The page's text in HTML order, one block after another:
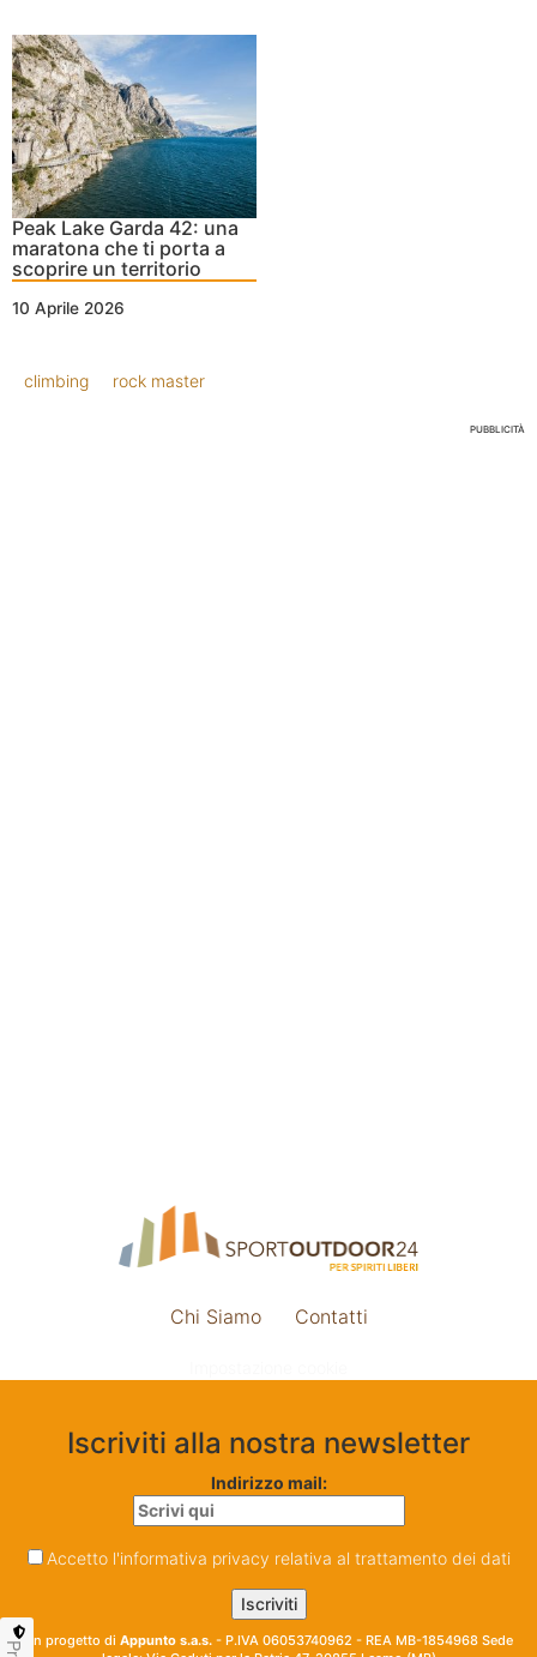
Peak Lake Garda 42: una
maratona che ti porta a
scoprire un territorio
10 Aprile 2026
climbing rock master
PUBBLICITÀ
Chi Siamo Contatti
Iscriviti alla nostra newsletter
Indirizzo mail:
Accetto l'informativa privacy relativa al trattamento dei dati
Un progetto di Appunto s.a.s. - P.IVA 06053740962 - REA MB-1854968 Sede